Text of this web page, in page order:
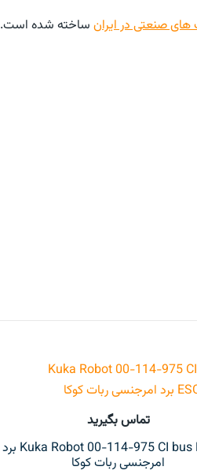
صنعتی در ایران ساخته شده است.
تماس بگیرید
Kuka Robot 00-114-975 CI bus ESC-CI برد
امرجنسی ربات کوکا